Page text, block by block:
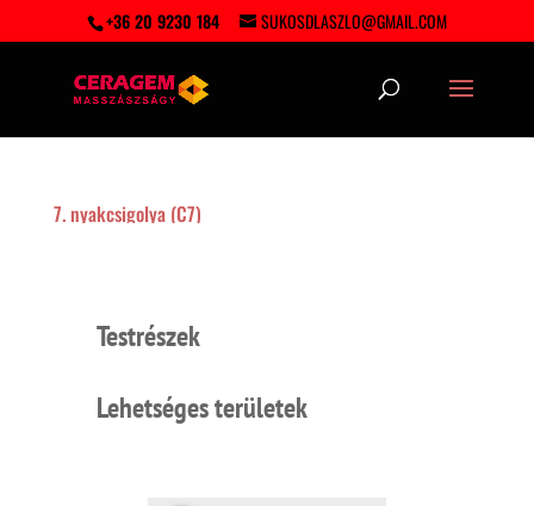
+36 20 9230 184 SUKOSDLASZLO@GMAIL.COM
7. nyakcsigolya (C7)
Testrészek
Lehetséges területek